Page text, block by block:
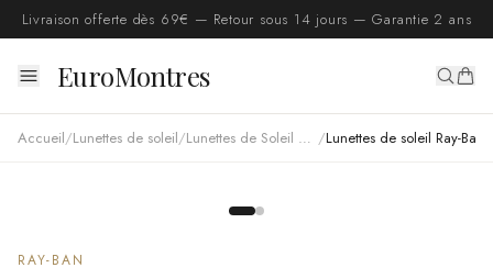
Livraison offerte dès 69€ — Retour sous 14 jours — Garantie 2 ans
EuroMontres
Accueil/Lunettes de soleil/ Lunettes de Soleil Ray Ban /
RAY-BAN